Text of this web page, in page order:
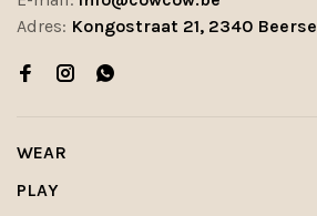
Adres: Kongostraat 21, 2340 Beerse
WEAR
PLAY